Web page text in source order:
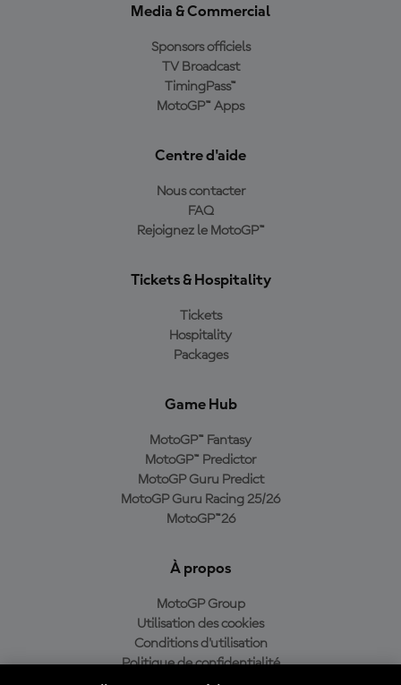
Media & Commercial
Sponsors officiels
TV Broadcast
TimingPass™
MotoGP™ Apps
Centre d'aide
Nous contacter
FAQ
Rejoignez le MotoGP™
Tickets & Hospitality
Tickets
Hospitality
Packages
Game Hub
MotoGP™ Fantasy
MotoGP™ Predictor
MotoGP Guru Predict
MotoGP Guru Racing 25/26
MotoGP™26
À propos
MotoGP Group
Utilisation des cookies
Conditions d'utilisation
Politique de confidentialité